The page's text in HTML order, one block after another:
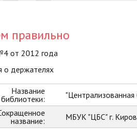
правильно
от 2012 года
о держателях
Название
библиотеки:
"Централизованная
название:
МБУК "ЦБС" г.